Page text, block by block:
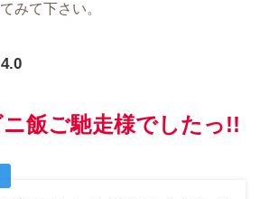
みて下さい。
4.0
飯ご馳走様でしたっ!!